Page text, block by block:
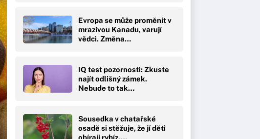
Evropa se může proměnit v
mrazivou Kanadu, varují
vědci. Změna…
IQ test pozornosti: Zkuste
najít odlišný zámek.
Nebude to tak…
Sousedka v chatařské
osadě si stěžuje, že jí děti
obírají rybíz.…